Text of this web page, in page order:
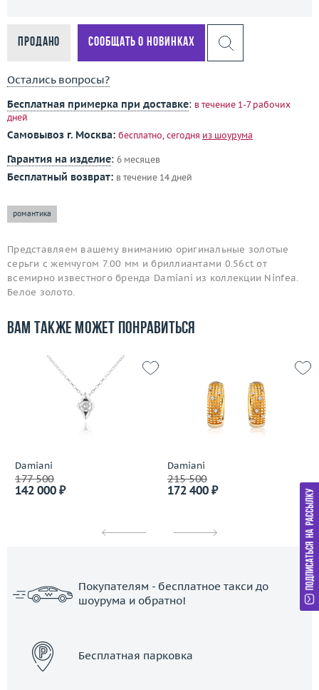
Продано Сообщать о новинках
Остались вопросы?
Бесплатная примерка при доставке: в течение 1-7 рабочих
дней
Самовывоз г. Москва: бесплатно, сегодня из шоурума
Гарантия на изделие: 6 месяцев
Бесплатный возврат: в течение 14 дней
романтика
Представляем вашему вниманию оригинальные золотые
серьги с жемчугом 7.00 мм и бриллиантами 0.56ct от
всемирно известного бренда Damiani из коллекции Ninfea.
Белое золото.
Вам также может понравиться
Damiani
177 500
142 000 ₽
Damiani
215 500
172 400 ₽
Покупателям - бесплатное такси до
шоурума и обратно!
Бесплатная парковка